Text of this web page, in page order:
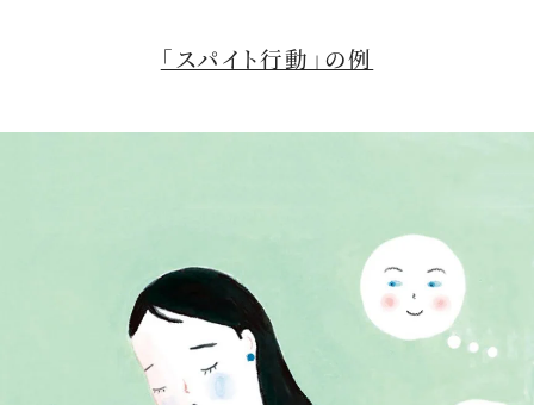
「スパイト行動」の例